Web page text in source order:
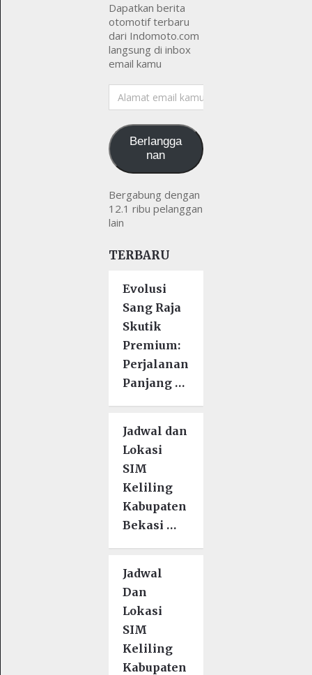
Dapatkan berita
otomotif terbaru
dari Indomoto.com
langsung di inbox
email kamu
Alamat
email
Berlangga
nan
Bergabung dengan
12.1 ribu pelanggan
lain
TERBARU
Evolusi
Sang Raja
Skutik
Premium:
Perjalanan
Panjang …
Jadwal dan
Lokasi
SIM
Keliling
Kabupaten
Bekasi …
Jadwal
Dan
Lokasi
SIM
Keliling
Kabupaten